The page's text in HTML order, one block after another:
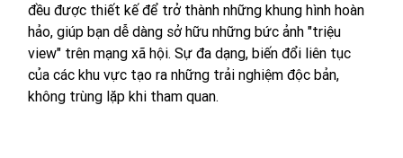
đều được thiết kế để trở thành những khung hình hoàn
hảo, giúp bạn dễ dàng sở hữu những bức ảnh "triệu
view" trên mạng xã hội. Sự đa dạng, biến đổi liên tục
của các khu vực tạo ra những trải nghiệm độc bản,
không trùng lặp khi tham quan.